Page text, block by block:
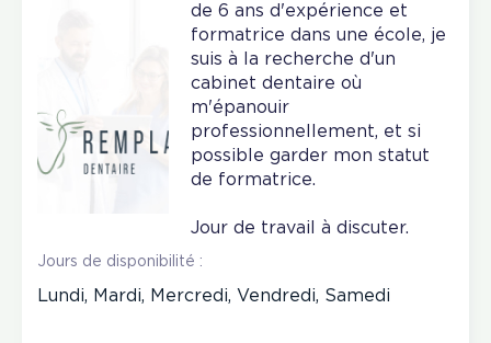
de 6 ans d'expérience et
formatrice dans une école, je
suis à la recherche d'un
cabinet dentaire où
m'épanouir
professionnellement, et si
possible garder mon statut
de formatrice.
Jour de travail à discuter.
Jours de disponibilité :
Lundi, Mardi, Mercredi, Vendredi, Samedi